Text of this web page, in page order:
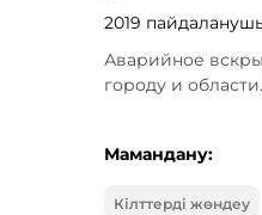
2019
Аварийное
городу и
Мамандану:
Кілттерді жөндеу